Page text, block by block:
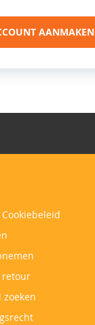
AANMAKEN
retour